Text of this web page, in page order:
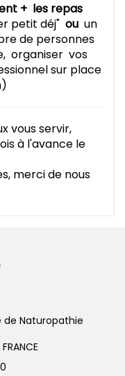
+ les repas
petit déj" ou un
de personnes
organiser vos
sur place
vous servir,
à l'avance le
merci de nous
de Naturopathie